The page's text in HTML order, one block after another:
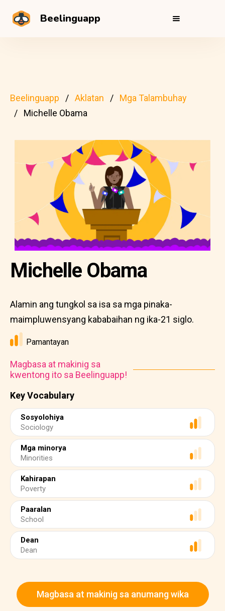
Beelinguapp
Beelinguapp Aklatan
Mga Talambuhay
Michelle Obama
Key Vocabulary
Sosyolohiya
Sociology
Mga minorya
Minorities
Kahirapan
Poverty
Paaralan
School
Dean
Dean
Michelle Obama
Alamin ang tungkol sa isa sa mga pinaka-
maimpluwensyang kababaihan ng ika-21 siglo.
Pamantayan
Magbasa at makinig sa
kwentong ito sa Beelinguapp!
Magbasa at makinig sa anumang wika